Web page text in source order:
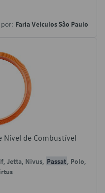
Faria Veículos São Paulo
Nível de Combustível
Jetta, Nivus, Passat, Polo,